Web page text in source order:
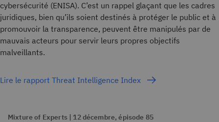
cybersécurité (ENISA). C’est un rappel glaçant que les cadres
juridiques, bien qu’ils soient destinés à protéger le public et à
promouvoir la transparence, peuvent être manipulés par de
mauvais acteurs pour servir leurs propres objectifs
malveillants.
Lire le rapport Threat Intelligence Index
Mixture of Experts | 12 décembre, épisode 85